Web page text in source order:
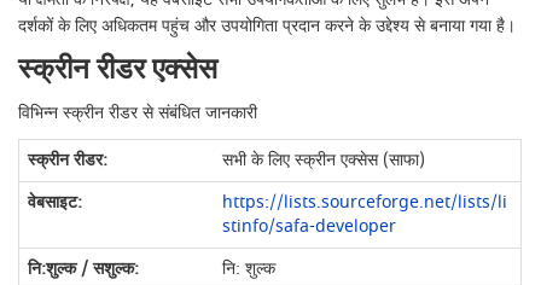
दर्शकों के लिए अधिकतम पहुंच और उपयोगिता प्रदान करने के उद्देश्य से बनाया गया है।
स्क्रीन रीडर एक्सेस
विभिन्न स्क्रीन रीडर से संबंधित जानकारी
सभी के लिए स्क्रीन एक्सेस (साफा)
https://lists.sourceforge.net/lists/li
stinfo/safa-developer
नि: शुल्क